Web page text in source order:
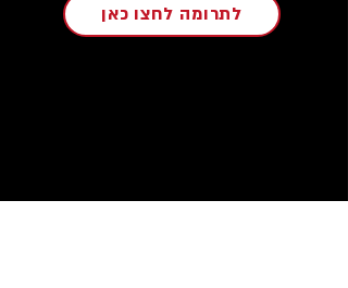
לתרומה לחצו כאן